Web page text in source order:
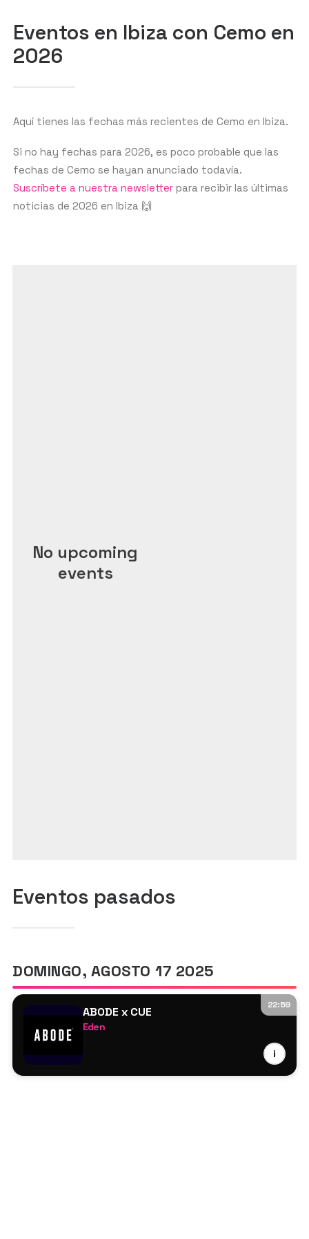
GET THE APP
Eventos en Ibiza con Cemo en
2026
Aquí tienes las fechas más recientes de Cemo en Ibiza.
Si no hay fechas para 2026, es poco probable que las
fechas de Cemo se hayan anunciado todavía.
Suscríbete a nuestra newsletter para recibir las últimas
noticias de 2026 en Ibiza 🙌
No upcoming
events
Eventos pasados
DOMINGO, AGOSTO 17 2025
22:59
ABODE x CUE
Eden
i
Joss Dean